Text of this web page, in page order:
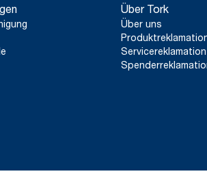
Stellt das europäische Tork Xpress® Multifold (H2)
Basiert auf von externen Stellen geprüften
Nachfüllqualitätsstufen abdecken, kombiniert mit
um einen Systemdurchschnitt handelt, sind sie nicht
und einen speziellen Verbrauch gedacht.
Durchschnittlicher Wert, im Vergleich zum
Xpress® Multifold (H2) Nachfüllpackungen vor
Quellen für unsere Papierherstellung, der durch
Die sich daraus ergebenden CO2-Einsparungen
In Kombination mit den Artikeln 100297, 120289,
Zertifiziert von der Schwedischen Rheuma-
Über Tork
Über uns
Servicereklamation